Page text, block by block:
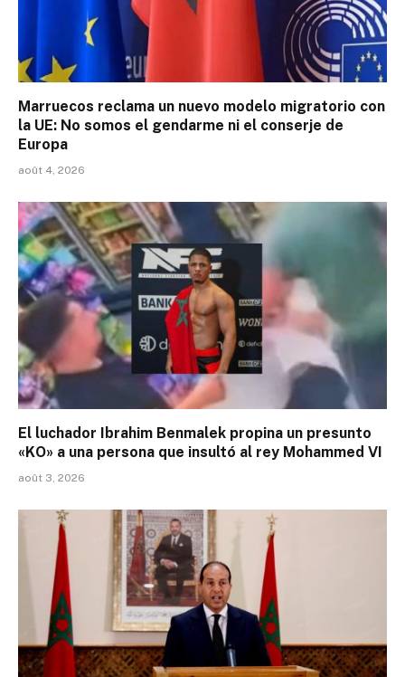
Marruecos reclama un nuevo modelo migratorio con
la UE: No somos el gendarme ni el conserje de
Europa
août 4, 2026
El luchador Ibrahim Benmalek propina un presunto
«KO» a una persona que insultó al rey Mohammed VI
août 3, 2026